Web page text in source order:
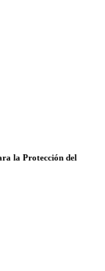
la Protección del